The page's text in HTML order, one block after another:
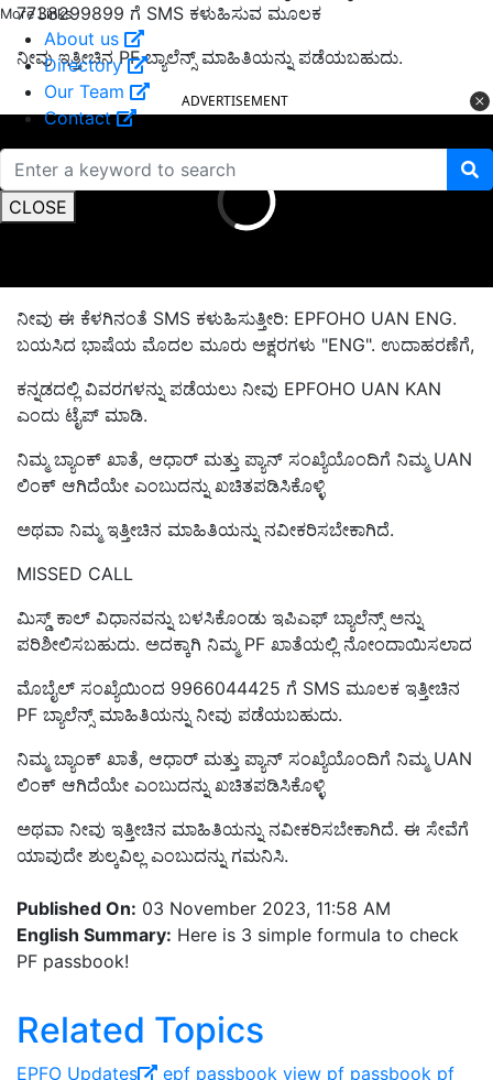
More Links
About us
Directory
Our Team
Contact
CLOSE
7738299899 ಗೆ SMS ಕಳುಹಿಸುವ ಮೂಲಕ
ನೀವು ಇತ್ತೀಚಿನ PF ಬ್ಯಾಲೆನ್ಸ್ ಮಾಹಿತಿಯನ್ನು ಪಡೆಯಬಹುದು.
ADVERTISEMENT
ನೀವು ಈ ಕೆಳಗಿನಂತೆ SMS ಕಳುಹಿಸುತ್ತೀರಿ: EPFOHO UAN ENG.
ಬಯಸಿದ ಭಾಷೆಯ ಮೊದಲ ಮೂರು ಅಕ್ಷರಗಳು "ENG". ಉದಾಹರಣೆಗೆ,
ಕನ್ನಡದಲ್ಲಿ ವಿವರಗಳನ್ನು ಪಡೆಯಲು ನೀವು EPFOHO UAN KAN
ಎಂದು ಟೈಪ್ ಮಾಡಿ.
ನಿಮ್ಮ ಬ್ಯಾಂಕ್ ಖಾತೆ, ಆಧಾರ್ ಮತ್ತು ಪ್ಯಾನ್ ಸಂಖ್ಯೆಯೊಂದಿಗೆ ನಿಮ್ಮ UAN
ಲಿಂಕ್ ಆಗಿದೆಯೇ ಎಂಬುದನ್ನು ಖಚಿತಪಡಿಸಿಕೊಳ್ಳಿ
ಅಥವಾ ನಿಮ್ಮ ಇತ್ತೀಚಿನ ಮಾಹಿತಿಯನ್ನು ನವೀಕರಿಸಬೇಕಾಗಿದೆ.
MISSED CALL
ಮಿಸ್ಡ್ ಕಾಲ್ ವಿಧಾನವನ್ನು ಬಳಸಿಕೊಂಡು ಇಪಿಎಫ್ ಬ್ಯಾಲೆನ್ಸ್ ಅನ್ನು
ಪರಿಶೀಲಿಸಬಹುದು. ಅದಕ್ಕಾಗಿ ನಿಮ್ಮ PF ಖಾತೆಯಲ್ಲಿ ನೋಂದಾಯಿಸಲಾದ
ಮೊಬೈಲ್ ಸಂಖ್ಯೆಯಿಂದ 9966044425 ಗೆ SMS ಮೂಲಕ ಇತ್ತೀಚಿನ
PF ಬ್ಯಾಲೆನ್ಸ್ ಮಾಹಿತಿಯನ್ನು ನೀವು ಪಡೆಯಬಹುದು.
ನಿಮ್ಮ ಬ್ಯಾಂಕ್ ಖಾತೆ, ಆಧಾರ್ ಮತ್ತು ಪ್ಯಾನ್ ಸಂಖ್ಯೆಯೊಂದಿಗೆ ನಿಮ್ಮ UAN
ಲಿಂಕ್ ಆಗಿದೆಯೇ ಎಂಬುದನ್ನು ಖಚಿತಪಡಿಸಿಕೊಳ್ಳಿ
ಅಥವಾ ನೀವು ಇತ್ತೀಚಿನ ಮಾಹಿತಿಯನ್ನು ನವೀಕರಿಸಬೇಕಾಗಿದೆ. ಈ ಸೇವೆಗೆ
ಯಾವುದೇ ಶುಲ್ಕವಿಲ್ಲ ಎಂಬುದನ್ನು ಗಮನಿಸಿ.
Published On: 03 November 2023, 11:58 AM
English Summary: Here is 3 simple formula to check
PF passbook!
Related Topics
EPFO Updates epf passbook view pf passbook pf